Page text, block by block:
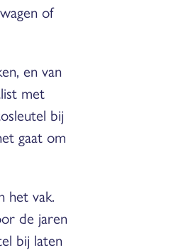
of
en van
met
bij
gaat om
het vak.
de jaren
bij laten